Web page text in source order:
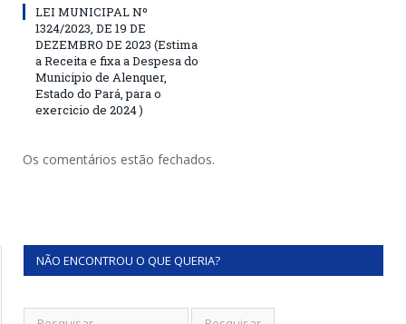
LEI MUNICIPAL Nº
1324/2023, DE 19 DE
DEZEMBRO DE 2023 (Estima
a Receita e fixa a Despesa do
Municipio de Alenquer,
Estado do Pará, para o
exercicio de 2024 )
Os comentários estão fechados.
NÃO ENCONTROU O QUE QUERIA?